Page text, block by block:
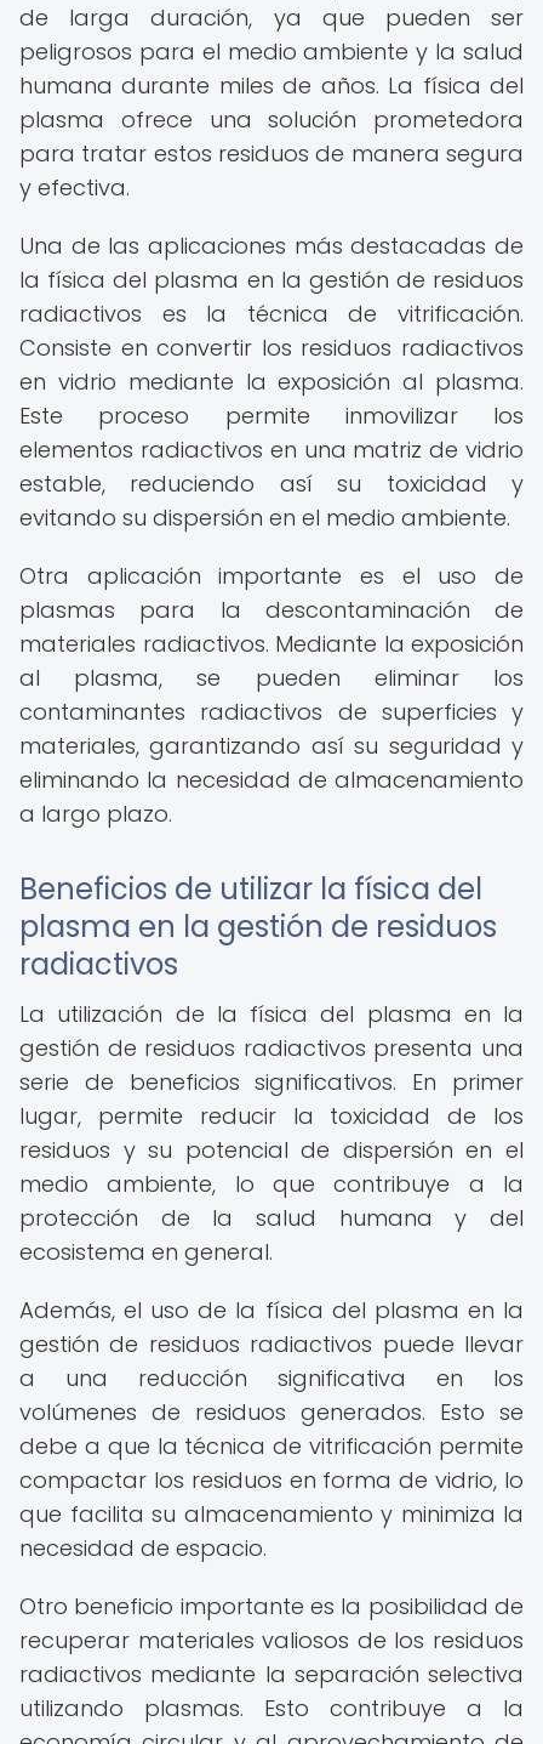
de larga duración, ya que pueden ser
peligrosos para el medio ambiente y la salud
humana durante miles de años. La física del
plasma ofrece una solución prometedora
para tratar estos residuos de manera segura
y efectiva.
Una de las aplicaciones más destacadas de
la física del plasma en la gestión de residuos
radiactivos es la técnica de vitrificación.
Consiste en convertir los residuos radiactivos
en vidrio mediante la exposición al plasma.
Este proceso permite inmovilizar los
elementos radiactivos en una matriz de vidrio
estable, reduciendo así su toxicidad y
evitando su dispersión en el medio ambiente.
Otra aplicación importante es el uso de
plasmas para la descontaminación de
materiales radiactivos. Mediante la exposición
al plasma, se pueden eliminar los
contaminantes radiactivos de superficies y
materiales, garantizando así su seguridad y
eliminando la necesidad de almacenamiento
a largo plazo.
Beneficios de utilizar la física del
plasma en la gestión de residuos
radiactivos
La utilización de la física del plasma en la
gestión de residuos radiactivos presenta una
serie de beneficios significativos. En primer
lugar, permite reducir la toxicidad de los
residuos y su potencial de dispersión en el
medio ambiente, lo que contribuye a la
protección de la salud humana y del
ecosistema en general.
Además, el uso de la física del plasma en la
gestión de residuos radiactivos puede llevar
a una reducción significativa en los
volúmenes de residuos generados. Esto se
debe a que la técnica de vitrificación permite
compactar los residuos en forma de vidrio, lo
que facilita su almacenamiento y minimiza la
necesidad de espacio.
Otro beneficio importante es la posibilidad de
recuperar materiales valiosos de los residuos
radiactivos mediante la separación selectiva
utilizando plasmas. Esto contribuye a la